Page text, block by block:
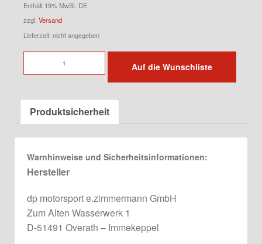
Enthält 19% MwSt. DE
zzgl. Versand
Lieferzeit: nicht angegeben
für
Menge
Auf die Wunschliste
Produktsicherheit
Warnhinweise und Sicherheitsinformationen:
Hersteller
dp motorsport e.zimmermann GmbH
Zum Alten Wasserwerk 1
D-51491 Overath – Immekeppel